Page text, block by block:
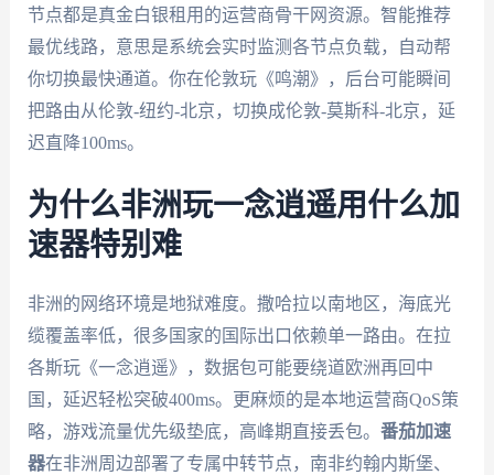
节点都是真金白银租用的运营商骨干网资源。智能推荐
最优线路，意思是系统会实时监测各节点负载，自动帮
你切换最快通道。你在伦敦玩《鸣潮》，后台可能瞬间
把路由从伦敦-纽约-北京，切换成伦敦-莫斯科-北京，延
迟直降100ms。
为什么非洲玩一念逍遥用什么加
速器特别难
非洲的网络环境是地狱难度。撒哈拉以南地区，海底光
缆覆盖率低，很多国家的国际出口依赖单一路由。在拉
各斯玩《一念逍遥》，数据包可能要绕道欧洲再回中
国，延迟轻松突破400ms。更麻烦的是本地运营商QoS策
略，游戏流量优先级垫底，高峰期直接丢包。 番茄加速
器在非洲周边部署了专属中转节点，南非约翰内斯堡、